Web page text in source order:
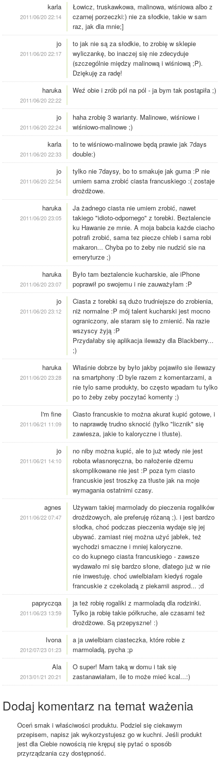
karla
2011/06/20 22:14
Łowicz, truskawkowa, malinowa, wiśniowa albo z
czarnej porzeczki:) nie za słodkie, takie w sam
raz, jak dla mnie;]
jo
2011/06/20 22:17
to jak nie są za słodkie, to zrobię w sklepie
wyliczankę, bo inaczej się nie zdecyduje
(szczególnie między malinową i wiśniową ;P).
Dziękuję za radę!
haruka
2011/06/20 22:22
Weź obie i zrób pól na pól - ja bym tak postąpiła ;)
jo
2011/06/20 22:24
haha zrobię 3 warianty. Malinowe, wiśniowe i
wiśniowo-malinowe ;)
karla
2011/06/20 22:33
to te wiśniowo-malinowe będą prawie jak 7days
double:)
jo
2011/06/20 22:54
tylko nie 7daysy, bo to smakuje jak guma :P nie
umiem sama zrobić ciasta francuskiego :( zostaje
drożdżowe.
haruka
2011/06/20 23:05
Ja żadnego ciasta nie umiem zrobić, nawet
takiego "idioto-odpornego" z torebki. Beztalencie
ku Hawanie ze mnie. A moja babcia każde ciacho
potrafi zrobić, sama tez piecze chleb i sama robi
makaron... Chyba po to żeby nie nudzić sie na
emeryturze ;)
haruka
2011/06/20 23:07
Było tam beztalencie kucharskie, ale iPhone
poprawił po swojemu i nie zauważyłam :P
jo
2011/06/20 23:12
Ciasta z torebki są dużo trudniejsze do zrobienia,
niż normalne :P mój talent kucharski jest mocno
ograniczony, ale staram się to zmienić. Na razie
wszyscy żyją :P
Przydałaby się aplikacja ileważy dla Blackberry...
;)
haruka
2011/06/20 23:28
Właśnie dobrze by było jakby pojawiło sie ilewazy
na smartphony :D byle razem z komentarzami, a
nie tylo same produkty, bo często wpadam tu tylko
po to żeby zeby poczytać komenty ;)
I'm fine
2011/06/21 11:09
Ciasto francuskie to można akurat kupić gotowe, i
to naprawdę trudno sknocić (tylko "licznik" się
zawiesza, jakie to kaloryczne i tłuste).
jo
2011/06/21 14:10
no niby można kupić, ale to już wtedy nie jest
robota własnoręczna, bo nałożenie dżemu
skomplikowane nie jest :P poza tym ciasto
francuskie jest troszkę za tłuste jak na moje
wymagania ostatnimi czasy.
agnes
2011/06/22 07:47
Używam takiej marmolady do pieczenia rogalików
drożdżowych, ale preferuję różaną ;). i jest bardzo
słodka, choć podczas pieczenia wydaje się jej
ubywać. zamiast niej można użyć jabłek, też
wychodzi smaczne i mniej kaloryczne.
co do kupnego ciasta francuskiego - zawsze
wydawało mi się bardzo słone, dlatego już w nie
nie inwestuję. choć uwielbiałam kiedyś rogale
francuskie z czekoladą z piekarnii asprod... ;d
papryczqa
2011/06/23 13:59
ja też robię rogaliki z marmoladą dla rodzinki.
Tylko ja robię takie półkruche, ale czasami też
drożdżowe. Są przepyszne! :)
Ivona
2012/07/23 01:23
a ja uwielbiam ciasteczka, które robie z
marmoladą, pycha ;p
Ala
2013/01/21 20:21
O super! Mam taką w domu i tak się
zastanawiałam, ile to może mieć kcal...:)
Dodaj komentarz na temat ważenia
Oceń smak i właściwości produktu. Podziel się ciekawym
przepisem, napisz jak wykorzystujesz go w kuchni. Jeśli produkt
jest dla Ciebie nowością nie krępuj się pytać o sposób
przyrządzania czy dostępność.